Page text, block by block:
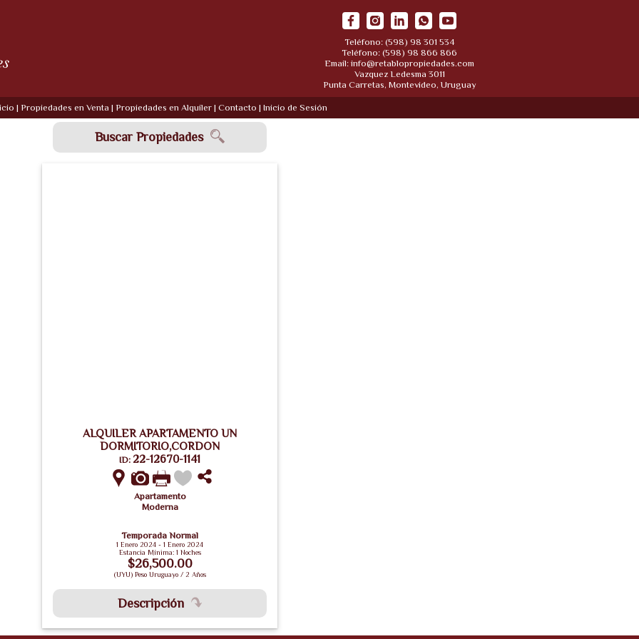
Teléfono: (598) 98 301 534
Teléfono: (598) 98 866 866
Email: info@retablopropiedades.com
Vazquez Ledesma 3011
Punta Carretas, Montevideo, Uruguay
| Propiedades en Venta | Propiedades en Alquiler | Contacto | Inicio de Sesión
Buscar Propiedades
ALQUILER APARTAMENTO UN
DORMITORIO,CORDON
ID: 22-12670-1141
Apartamento
Moderna
Temporada Normal
1 Enero 2024 - 1 Enero 2024
Estancia Mínima: 1 Noches
$26,500.00
(UYU) Peso Uruguayo / 2 Años
Descripción